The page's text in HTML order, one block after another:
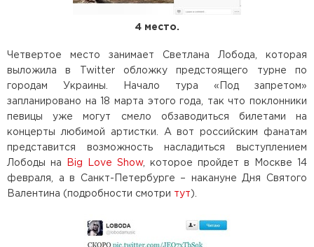
4 место.
Четвертое место занимает Светлана Лобода, которая
выложила в Twitter обложку предстоящего турне по
городам Украины. Начало тура «Под запретом»
запланировано на 18 марта этого года, так что поклонники
певицы уже могут смело обзаводиться билетами на
концерты любимой артистки. А вот российским фанатам
представится возможность насладиться выступлением
Лободы на
Big Love Show, которое пройдет в Москве 14
февраля, а в Санкт-Петербурге – накануне Дня Святого
Валентина (подробности смотри тут ).